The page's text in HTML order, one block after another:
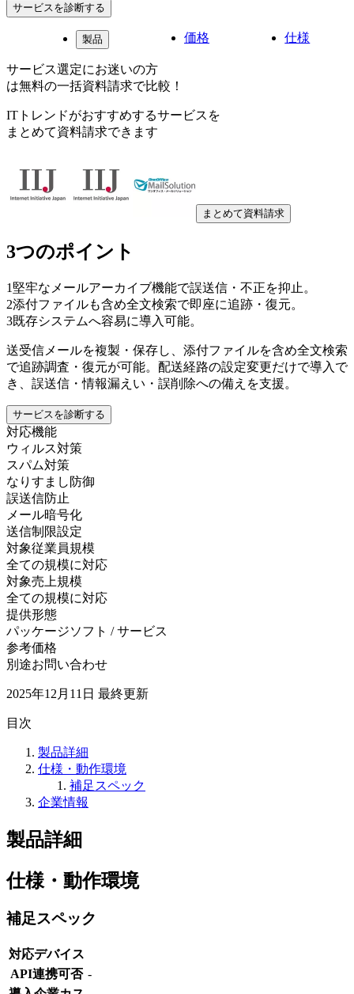
サービスを診断する
製品 価格 仕様
サービス選定にお迷いの方
は無料の一括資料請求で比較！
ITトレンドがおすすめするサービスを
まとめて資料請求できます
まとめて資料請求
3つのポイント
1堅牢なメールアーカイブ機能で誤送信・不正を抑止。
2添付ファイルも含め全文検索で即座に追跡・復元。
3既存システムへ容易に導入可能。
送受信メールを複製・保存し、添付ファイルを含め全文検索
で追跡調査・復元が可能。配送経路の設定変更だけで導入で
き、誤送信・情報漏えい・誤削除への備えを支援。
サービスを診断する
対応機能
ウィルス対策
スパム対策
なりすまし防御
誤送信防止
メール暗号化
送信制限設定
対象従業員規模
全ての規模に対応
対象売上規模
全ての規模に対応
提供形態
パッケージソフト / サービス
参考価格
別途お問い合わせ
2025年12月11日 最終更新
目次
製品詳細
仕様・動作環境
補足スペック
企業情報
製品詳細
仕様・動作環境
補足スペック
対応デバイス
API連携可否 -